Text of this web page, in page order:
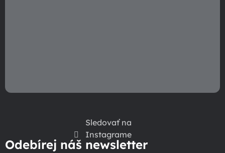
Sledovať na
Instagrame
Odebírej náš newsletter